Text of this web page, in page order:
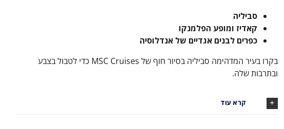
סביליה
קאדיז ומופע הפלמנקו
כפרים לבנים אגדיים של אנדלוסיה
בקרו בעיר המדהימה סביליה בסיור חוף של MSC Cruises כדי לטבול בצבע
ובתרבות שלה.
קרא עוד